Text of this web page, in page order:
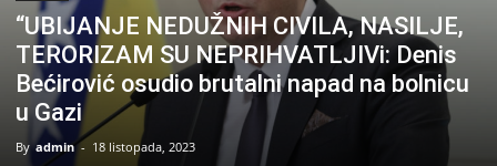
“UBIJANJE NEDUŽNIH CIVILA, NASILJE,
TERORIZAM SU NEPRIHVATLJIVi: Denis
Bećirović osudio brutalni napad na bolnicu
u Gazi
By admin - 18 listopada, 2023